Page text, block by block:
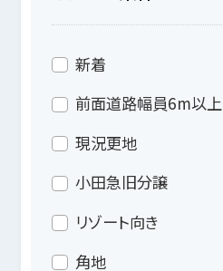
新着
前面道路幅員6m以上
現況更地
小田急旧分譲
リゾート向き
角地